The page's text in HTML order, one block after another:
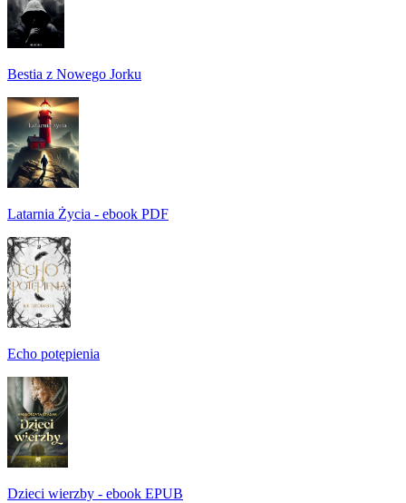
Bestia z Nowego Jorku
Latarnia Życia - ebook PDF
Echo potępienia
Dzieci wierzby - ebook EPUB